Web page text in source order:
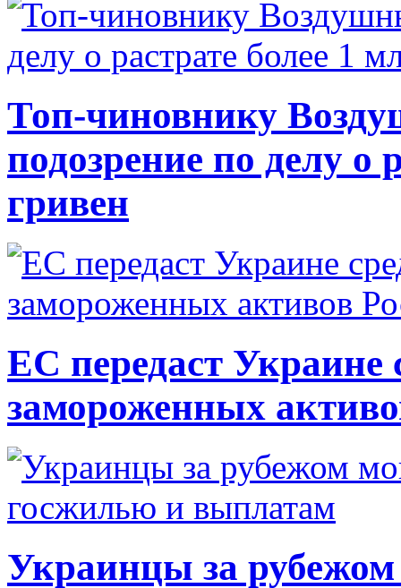
Топ-чиновнику
подозрение по делу о
гривен
ЕС передаст Украине
замороженных
Украинцы за рубежом